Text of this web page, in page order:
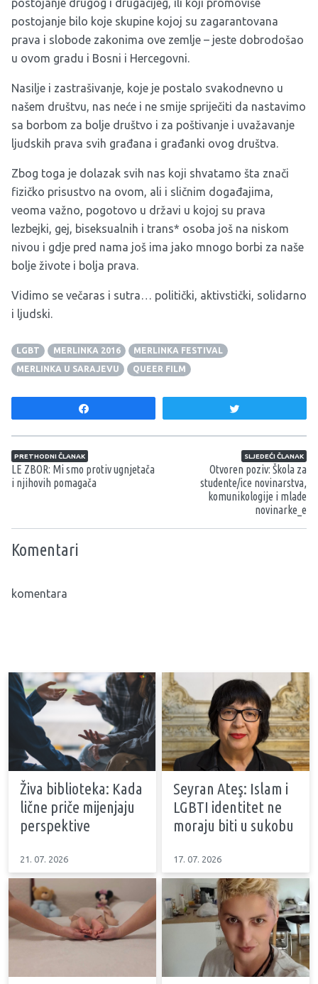
postojanje drugog i drugačijeg, ili koji promoviše
postojanje bilo koje skupine kojoj su zagarantovana
prava i slobode zakonima ove zemlje – jeste dobrodošao
u ovom gradu i Bosni i Hercegovni.
Nasilje i zastrašivanje, koje je postalo svakodnevno u
našem društvu, nas neće i ne smije spriječiti da nastavimo
sa borbom za bolje društvo i za poštivanje i uvažavanje
ljudskih prava svih građana i građanki ovog društva.
Zbog toga je dolazak svih nas koji shvatamo šta znači
fizičko prisustvo na ovom, ali i sličnim događajima,
veoma važno, pogotovo u državi u kojoj su prava
lezbejki, gej, biseksualnih i trans* osoba još na niskom
nivou i gdje pred nama još ima jako mnogo borbi za naše
bolje živote i bolja prava.
Vidimo se večaras i sutra… politički, aktivstički, solidarno
i ljudski.
LGBT MERLINKA 2016
MERLINKA FESTIVAL
MERLINKA U SARAJEVU
QUEER FILM
Navigacija članaka
PRETHODNI ČLANAK
LE ZBOR: Mi smo protiv ugnjetača
i njihovih pomagača
SLJEDEĆI ČLANAK
Otvoren poziv: Škola za
studente/ice novinarstva,
komunikologije i mlade
novinarke_e
Komentari
komentara
Živa biblioteka: Kada
lične priče mijenjaju
perspektive
21. 07. 2026
Seyran Ateş: Islam i
LGBTI identitet ne
moraju biti u sukobu
17. 07. 2026